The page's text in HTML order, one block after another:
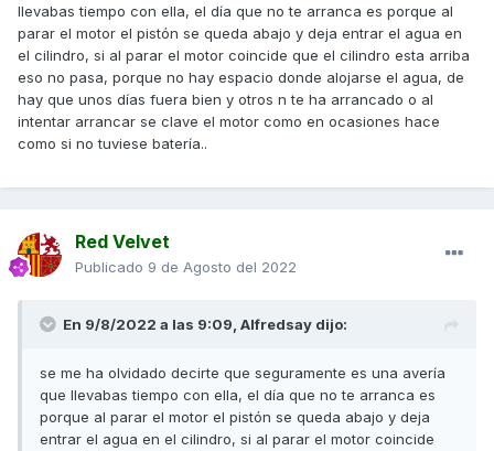
El jueves por la mañana ya no quiso encender de nuevo.
Aviso a la grúa y entrego la moto a las 14:00 después de
coordinar con el taller la entrada.
Antes de la última hora de la tarde les pregunto cómo va y
me dicen que están comprobando que no haya salido mala
la bujía cambiada y que seguramente estaría allí el viernes
me temía, hasta el lunes.
llamaron para decirme "la avería por la que no enciende es
porque observan gotas de agua en la bujía y que eso es
que se condense el agua ahí y no enciende.
ocurrió eso.
En fin, parece ser que no es el peor de los escenarios y me
han presupuestado la reparación por algo menos de 180€.
llevabas tiempo con ella, el día que no te arranca es porque al
parar el motor el pistón se queda abajo y deja entrar el agua en
el cilindro, si al parar el motor coincide que el cilindro esta arriba
eso no pasa, porque no hay espacio donde alojarse el agua, de
hay que unos días fuera bien y otros n te ha arrancado o al
intentar arrancar se clave el motor como en ocasiones hace
como si no tuviese batería..
Red Velvet
Publicado 9 de Agosto del 2022
En 9/8/2022 a las 9:09, Alfredsay dijo:
se me ha olvidado decirte que seguramente es una avería
que llevabas tiempo con ella, el día que no te arranca es
porque al parar el motor el pistón se queda abajo y deja
entrar el agua en el cilindro, si al parar el motor coincide